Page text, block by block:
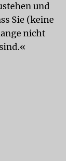
und
Sie (keine
nicht